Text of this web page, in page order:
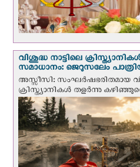
വിശുദ്ധ നാട്ടിലെ
സമാധാനം: ജെറുസലേം
അസ്സീസി: സംഘര്‍ഷഭരിതമായ
ക്രിസ്ത്യാനികൾ തളര്‍ന്നു